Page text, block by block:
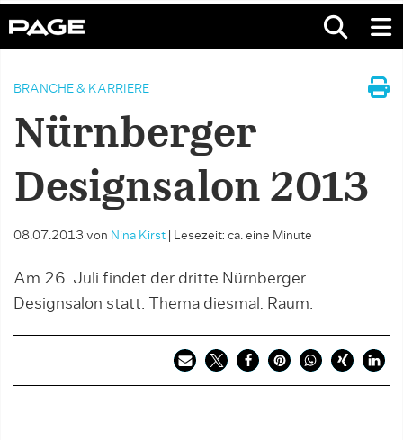
BRANCHE & KARRIERE
Nürnberger
Designsalon 2013
08.07.2013 von Nina Kirst Lesezeit: ca. eine Minute
Am 26. Juli findet der dritte Nürnberger
Designsalon statt. Thema diesmal: Raum.